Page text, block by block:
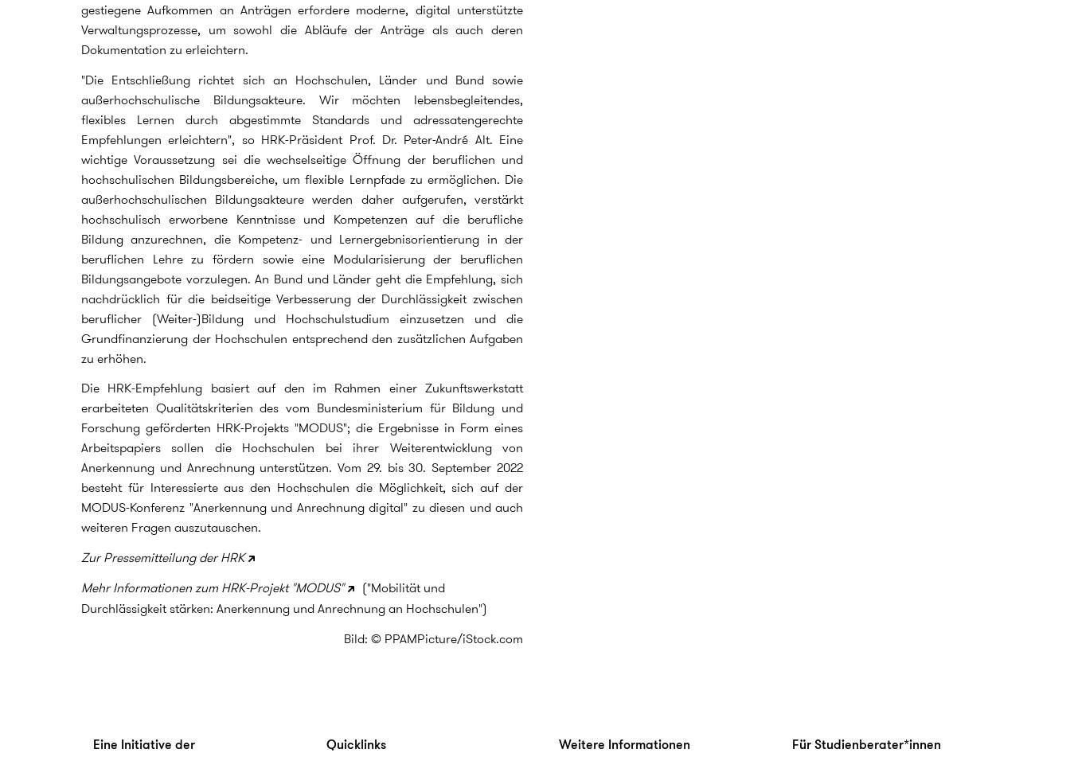
gestiegene Aufkommen an Anträgen erfordere moderne, digital unterstützte
Verwaltungsprozesse, um sowohl die Abläufe der Anträge als auch deren
Dokumentation zu erleichtern.
"Die Entschließung richtet sich an Hochschulen, Länder und Bund sowie
außerhochschulische Bildungsakteure. Wir möchten lebensbegleitendes,
flexibles Lernen durch abgestimmte Standards und adressatengerechte
Empfehlungen erleichtern", so HRK-Präsident Prof. Dr. Peter-André Alt. Eine
wichtige Voraussetzung sei die wechselseitige Öffnung der beruflichen und
hochschulischen Bildungsbereiche, um flexible Lernpfade zu ermöglichen. Die
außerhochschulischen Bildungsakteure werden daher aufgerufen, verstärkt
hochschulisch erworbene Kenntnisse und Kompetenzen auf die berufliche
Bildung anzurechnen, die Kompetenz- und Lernergebnisorientierung in der
beruflichen Lehre zu fördern sowie eine Modularisierung der beruflichen
Bildungsangebote vorzulegen. An Bund und Länder geht die Empfehlung, sich
nachdrücklich für die beidseitige Verbesserung der Durchlässigkeit zwischen
beruflicher (Weiter-)Bildung und Hochschulstudium einzusetzen und die
Grundfinanzierung der Hochschulen entsprechend den zusätzlichen Aufgaben
zu erhöhen.
Die HRK-Empfehlung basiert auf den im Rahmen einer Zukunftswerkstatt
erarbeiteten Qualitätskriterien des vom Bundesministerium für Bildung und
Forschung geförderten HRK-Projekts "MODUS"; die Ergebnisse in Form eines
Arbeitspapiers sollen die Hochschulen bei ihrer Weiterentwicklung von
Anerkennung und Anrechnung unterstützen. Vom 29. bis 30. September 2022
besteht für Interessierte aus den Hochschulen die Möglichkeit, sich auf der
MODUS-Konferenz "Anerkennung und Anrechnung digital" zu diesen und auch
weiteren Fragen auszutauschen.
Zur Pressemitteilung der HRK
Mehr Informationen zum HRK-Projekt "MODUS"
("Mobilität und
Durchlässigkeit stärken: Anerkennung und Anrechnung an Hochschulen")
Bild: © PPAMPicture/iStock.com
Eine Initiative der Quicklinks Weitere Informationen Für Studienberater*innen